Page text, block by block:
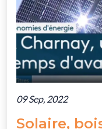
09 Sep, 2022
Solaire,